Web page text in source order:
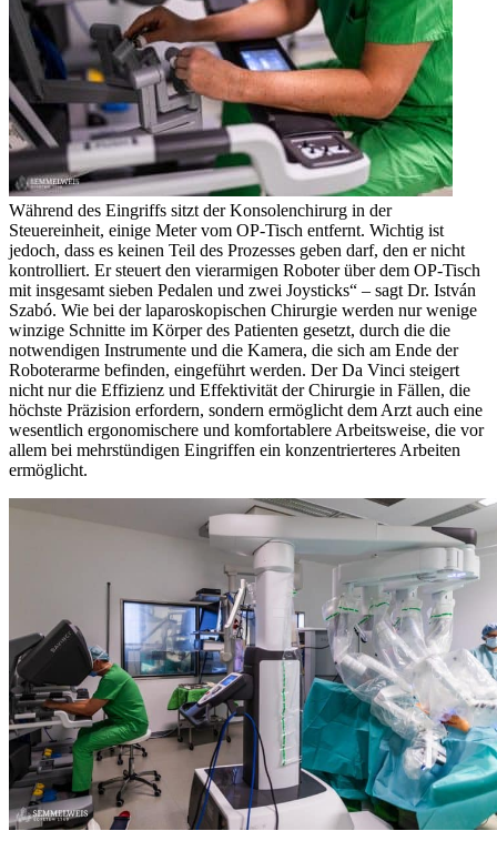
Während des Eingriffs sitzt der Konsolenchirurg in der
Steuereinheit, einige Meter vom OP-Tisch entfernt. Wichtig ist
jedoch, dass es keinen Teil des Prozesses geben darf, den er nicht
kontrolliert. Er steuert den vierarmigen Roboter über dem OP-Tisch
mit insgesamt sieben Pedalen und zwei Joysticks“ – sagt Dr. István
Szabó. Wie bei der laparoskopischen Chirurgie werden nur wenige
winzige Schnitte im Körper des Patienten gesetzt, durch die die
notwendigen Instrumente und die Kamera, die sich am Ende der
Roboterarme befinden, eingeführt werden. Der Da Vinci steigert
nicht nur die Effizienz und Effektivität der Chirurgie in Fällen, die
höchste Präzision erfordern, sondern ermöglicht dem Arzt auch eine
wesentlich ergonomischere und komfortablere Arbeitsweise, die vor
allem bei mehrstündigen Eingriffen ein konzentrierteres Arbeiten
ermöglicht.